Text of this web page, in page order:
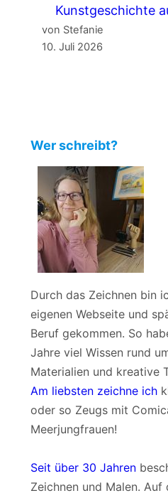
Kunstgeschichte
von Stefanie
10. Juli 2026
Wer schreibt?
Durch das Zeichnen bin
eigenen Webseite und
Beruf gekommen. So
Jahre viel Wissen rund
Materialien und kreative
Am liebsten zeichne ich
oder so Zeugs mit
Meerjungfrauen!
Seit über 30 Jahren
Zeichnen und Malen.